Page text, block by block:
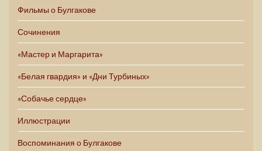
Фильмы о Булгакове
Сочинения
«Мастер и Маргарита»
«Белая гвардия» и «Дни Турбиных»
«Собачье сердце»
Иллюстрации
Воспоминания о Булгакове